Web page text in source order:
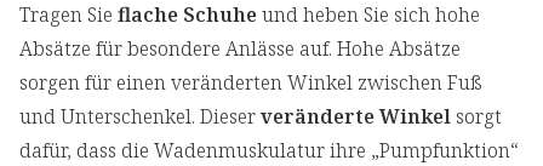
Tragen Sie flache Schuheund heben Sie sich hohe
Absätze für besondere Anlässe auf. Hohe Absätze
sorgen für einen veränderten Winkel zwischen Fuß
und Unterschenkel. Dieserveränderte Winkel sorgt
dafür, dass die Wadenmuskulatur ihre „Pumpfunktion“